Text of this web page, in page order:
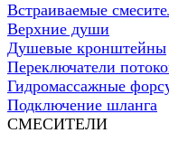
Встраиваемые
Верхние души
Душевые кронштейны
Переключатели
Гидромассажные
Подключение шланга
СМЕСИТЕЛИ